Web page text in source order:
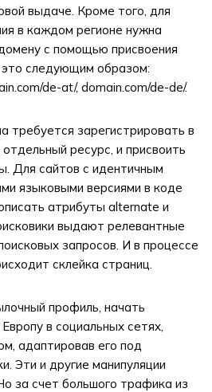
выдаче. Кроме того, для
в каждом регионе нужна
с помощью присвоения
это следующим образом:
de-at/, domain.com/de-de/.
зарегистрировать в
ресурс, и присвоить
Для сайтов с идентичным
языковыми версиями в коде
атрибуты alternate и
выдают релевантные
запросов. И в процессе
склейка страниц.
профиль, начать
в социальных сетях,
адаптировав его под
Эти и другие манипуляции
за счет большого трафика из